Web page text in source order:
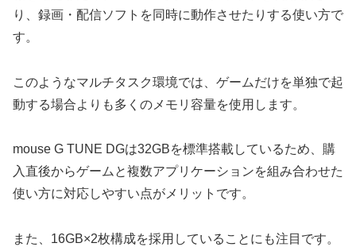
り、録画・配信ソフトを同時に動作させたりする使い方で
す。
このようなマルチタスク環境では、ゲームだけを単独で起
動する場合よりも多くのメモリ容量を使用します。
mouse G TUNE DGは32GBを標準搭載しているため、購
入直後からゲームと複数アプリケーションを組み合わせた
使い方に対応しやすい点がメリットです。
また、16GB×2枚構成を採用していることにも注目です。